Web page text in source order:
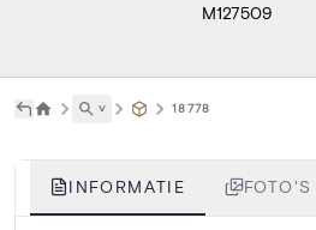
M127509
˅ 18778
INFORMATIE FOTO'S